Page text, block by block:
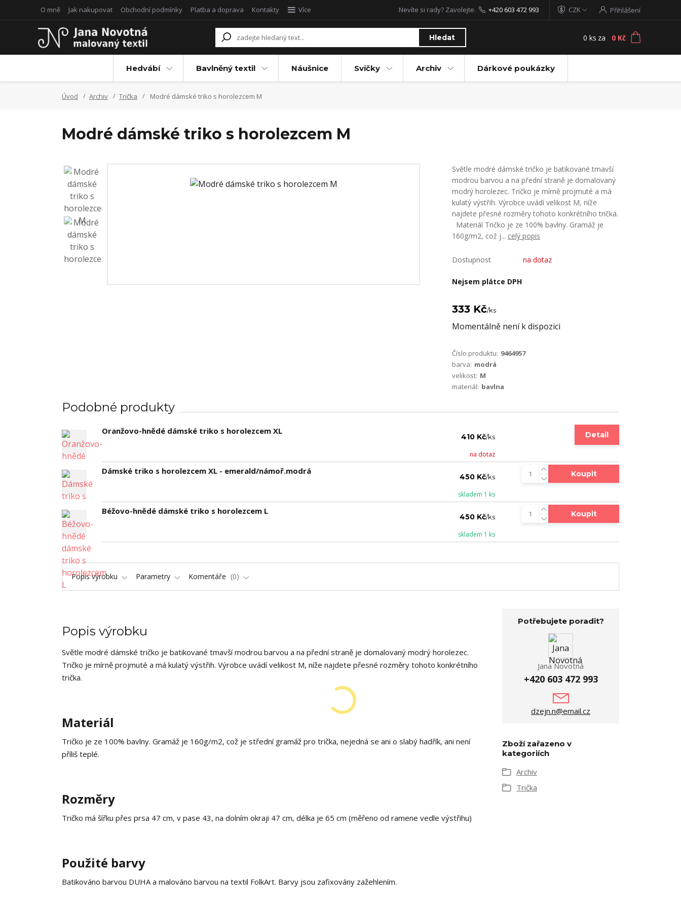
O mně Jak nakupovat Obchodní podmínky Platba a doprava Kontakty Více CZK Přihlášení
Hledat
Nevíte si rady? Zavolejte. +420 603 472 993
0 ks za 0 Kč
Hedvábí Bavlněný textil Náušnice Svíčky Archiv Dárkové poukázky
Úvod Archiv Trička Modré dámské triko s horolezcem M
Modré dámské triko s horolezcem M
Světle modré dámské tričko je batikované tmavší
modrou barvou a na přední straně je domalovaný
modrý horolezec. Tričko je mírně projmuté a má
kulatý výstřih. Výrobce uvádí velikost M, níže
najdete přesné rozměry tohoto konkrétního trička.
Materiál Tričko je ze 100% bavlny. Gramáž je
160g/m2, což j... celý popis
Dostupnost na dotaz
Nejsem plátce DPH
333 Kč/ks
Momentálně není k dispozici
Číslo produktu: 9464957
barva: modrá
velikost: M
materiál: bavlna
Podobné produkty
Oranžovo-hnědé dámské triko s horolezcem XL
410 Kč/ks
na dotaz
Detail
Dámské triko s horolezcem XL - emerald/námoř.modrá
450 Kč/ks
skladem 1 ks
Koupit
Béžovo-hnědé dámské triko s horolezcem L
450 Kč/ks
skladem 1 ks
Koupit
Popis výrobku Parametry Komentáře 0
Popis výrobku
Světle modré dámské tričko je batikované tmavší modrou barvou a na přední straně je domalovaný modrý horolezec.
Tričko je mírně projmuté a má kulatý výstřih. Výrobce uvádí velikost M, níže najdete přesné rozměry tohoto konkrétního
trička.
Materiál
Tričko je ze 100% bavlny. Gramáž je 160g/m2, což je střední gramáž pro trička, nejedná se ani o slabý hadřík, ani není
příliš teplé.
Rozměry
Tričko má šířku přes prsa 47 cm, v pase 43, na dolním okraji 47 cm, délka je 65 cm (měřeno od ramene vedle výstřihu)
Použité barvy
Batikováno barvou DUHA a malováno barvou na textil FolkArt. Barvy jsou zafixovány zažehlením.
Potřebujete poradit?
Jana Novotná
+420 603 472 993
dzejn.n@email.cz
Zboží zařazeno v
kategoriích
Archiv
Trička